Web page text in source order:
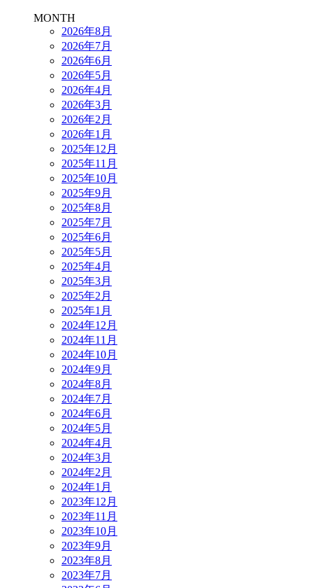
MONTH
2026年8月
2026年7月
2026年6月
2026年5月
2026年4月
2026年3月
2026年2月
2026年1月
2025年12月
2025年11月
2025年10月
2025年9月
2025年8月
2025年7月
2025年6月
2025年5月
2025年4月
2025年3月
2025年2月
2025年1月
2024年12月
2024年11月
2024年10月
2024年9月
2024年8月
2024年7月
2024年6月
2024年5月
2024年4月
2024年3月
2024年2月
2024年1月
2023年12月
2023年11月
2023年10月
2023年9月
2023年8月
2023年7月